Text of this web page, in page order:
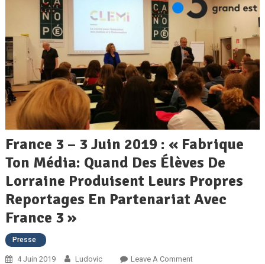
France 3 – 3 Juin 2019 : « Fabrique
Ton Média: Quand Des Élèves De
Lorraine Produisent Leurs Propres
Reportages En Partenariat Avec
France 3 »
Presse
4 Juin 2019 Ludovic Leave A CommentOn